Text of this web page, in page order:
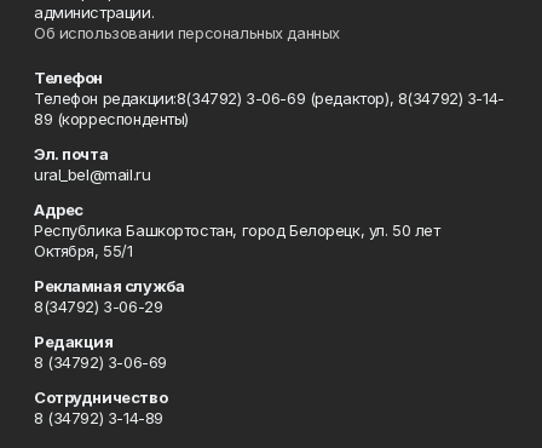
администрации.
Об использовании персональных данных
Телефон
Телефон редакции:8(34792) 3-06-69 (редактор), 8(34792) 3-14-
89 (корреспонденты)
Эл. почта
ural_bel@mail.ru
Адрес
Республика Башкортостан, город Белорецк, ул. 50 лет
Октября, 55/1
Рекламная служба
8(34792) 3-06-29
Редакция
8 (34792) 3-06-69
Сотрудничество
8 (34792) 3-14-89